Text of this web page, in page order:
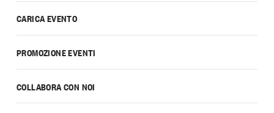
CARICA EVENTO
PROMOZIONE EVENTI
COLLABORA CON NOI